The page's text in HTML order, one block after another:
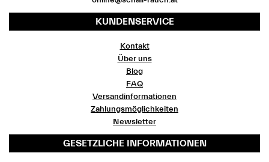
KUNDENSERVICE
Kontakt
Über uns
Blog
FAQ
Versandinformationen
Zahlungsmöglichkeiten
Newsletter
GESETZLICHE INFORMATIONEN